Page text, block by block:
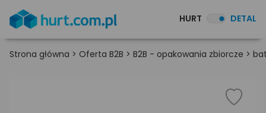
HURT DETAL
Strona główna > Oferta B2B > B2B - opakowania zbiorcze >